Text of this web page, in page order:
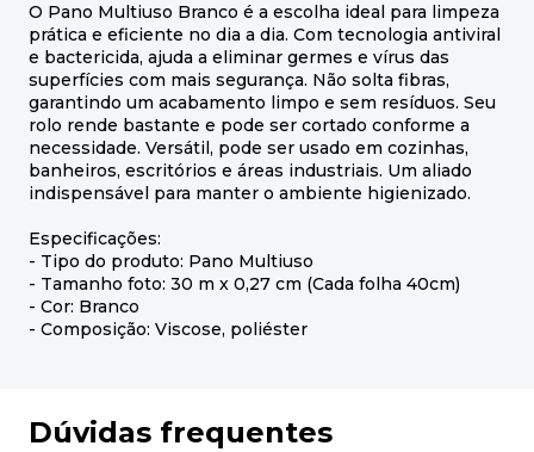
O Pano Multiuso Branco é a escolha ideal para limpeza
prática e eficiente no dia a dia. Com tecnologia antiviral
e bactericida, ajuda a eliminar germes e vírus das
superfícies com mais segurança. Não solta fibras,
garantindo um acabamento limpo e sem resíduos. Seu
rolo rende bastante e pode ser cortado conforme a
necessidade. Versátil, pode ser usado em cozinhas,
banheiros, escritórios e áreas industriais. Um aliado
indispensável para manter o ambiente higienizado.
Especificações:
- Tipo do produto: Pano Multiuso
- Tamanho foto: 30 m x 0,27 cm (Cada folha 40cm)
- Cor: Branco
- Composição: Viscose, poliéster
Dúvidas frequentes